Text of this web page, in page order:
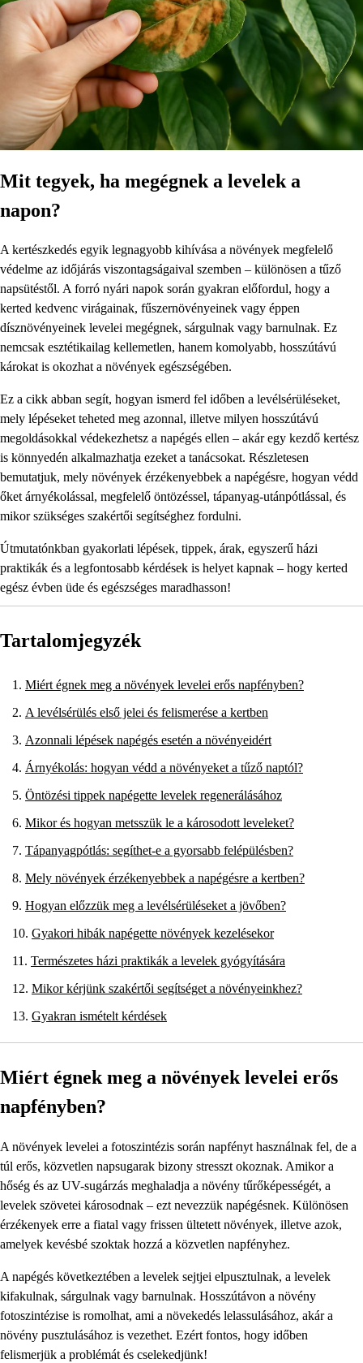
Mit tegyek, ha megégnek a levelek a
napon?
A kertészkedés egyik legnagyobb kihívása a növények megfelelő
védelme az időjárás viszontagságaival szemben – különösen a tűző
napsütéstől. A forró nyári napok során gyakran előfordul, hogy a
kerted kedvenc virágainak, fűszernövényeinek vagy éppen
dísznövényeinek levelei megégnek, sárgulnak vagy barnulnak. Ez
nemcsak esztétikailag kellemetlen, hanem komolyabb, hosszútávú
károkat is okozhat a növények egészségében.
Ez a cikk abban segít, hogyan ismerd fel időben a levélsérüléseket,
mely lépéseket teheted meg azonnal, illetve milyen hosszútávú
megoldásokkal védekezhetsz a napégés ellen – akár egy kezdő kertész
is könnyedén alkalmazhatja ezeket a tanácsokat. Részletesen
bemutatjuk, mely növények érzékenyebbek a napégésre, hogyan védd
őket árnyékolással, megfelelő öntözéssel, tápanyag-utánpótlással, és
mikor szükséges szakértői segítséghez fordulni.
Útmutatónkban gyakorlati lépések, tippek, árak, egyszerű házi
praktikák és a legfontosabb kérdések is helyet kapnak – hogy kerted
egész évben üde és egészséges maradhasson!
Tartalomjegyzék
Miért égnek meg a növények levelei erős napfényben?
A levélsérülés első jelei és felismerése a kertben
Azonnali lépések napégés esetén a növényeidért
Árnyékolás: hogyan védd a növényeket a tűző naptól?
Öntözési tippek napégette levelek regenerálásához
Mikor és hogyan metsszük le a károsodott leveleket?
Tápanyagpótlás: segíthet-e a gyorsabb felépülésben?
Mely növények érzékenyebbek a napégésre a kertben?
Hogyan előzzük meg a levélsérüléseket a jövőben?
Gyakori hibák napégette növények kezelésekor
Természetes házi praktikák a levelek gyógyítására
Mikor kérjünk szakértői segítséget a növényeinkhez?
Gyakran ismételt kérdések
Miért égnek meg a növények levelei erős
napfényben?
A növények levelei a fotoszintézis során napfényt használnak fel, de a
túl erős, közvetlen napsugarak bizony stresszt okoznak. Amikor a
hőség és az UV-sugárzás meghaladja a növény tűrőképességét, a
levelek szövetei károsodnak – ezt nevezzük napégésnek. Különösen
érzékenyek erre a fiatal vagy frissen ültetett növények, illetve azok,
amelyek kevésbé szoktak hozzá a közvetlen napfényhez.
A napégés következtében a levelek sejtjei elpusztulnak, a levelek
kifakulnak, sárgulnak vagy barnulnak. Hosszútávon a növény
fotoszintézise is romolhat, ami a növekedés lelassulásához, akár a
növény pusztulásához is vezethet. Ezért fontos, hogy időben
felismerjük a problémát és cselekedjünk!